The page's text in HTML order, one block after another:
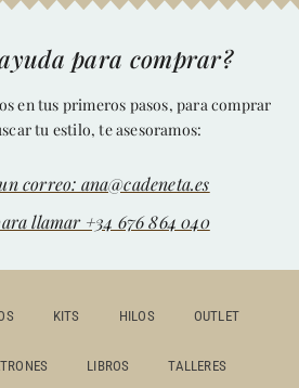
para comprar?
en tus primeros pasos, para comprar
tu estilo, te asesoramos:
correo: ana@cadeneta.es
llamar +34 676 864 040
KITS HILOS OUTLET
LIBROS TALLERES